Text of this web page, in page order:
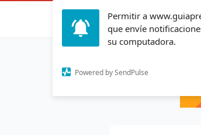
Permitir a
que envíe
su computadora.
Powered by SendPulse